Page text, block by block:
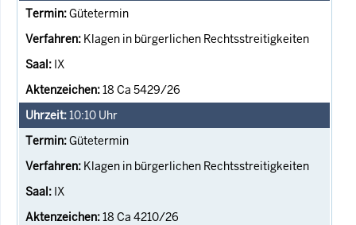
Gütetermin
Klagen in bürgerlichen Rechtsstreitigkeiten
IX
18 Ca 5429/26
10:10 Uhr
Gütetermin
Klagen in bürgerlichen Rechtsstreitigkeiten
IX
18 Ca 4210/26